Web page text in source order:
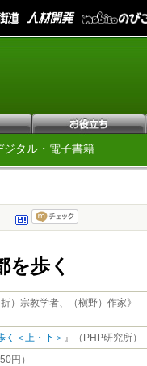
ジタル・電子書籍
を歩く
）宗教学者、（槇野）作家》
く＜上・下＞ 』（PHP研究所）
円）